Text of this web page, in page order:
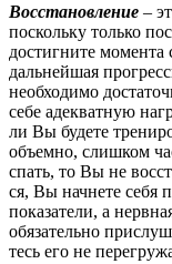
Восстановление –
поскольку только
достигните момента
даль­ней­шая
необходимо
себе адекватную
ли Вы бу­де­те
объемно, слишком
спать, то Вы не
ся, Вы нач­не­те себя
показатели, а
обязательно
тесь его не